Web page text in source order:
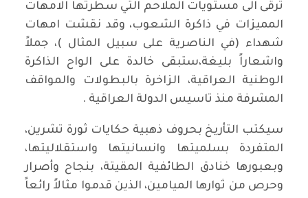
ترقى الى مستويات الملاحم التي سطرتها الامهات
المميزات في ذاكرة الشعوب، وقد نقشت امهات
شهداء (في الناصرية على سبيل المثال )، جملاً
واشعاراً بليغة،ستبقى خالدة على الواح الذاكرة
الوطنية العراقية، الزاخرة بالبطولات والمواقف
المشرفة منذ تاسيس الدولة العراقية .
سيكتب التأريخ بحروف ذهبية حكايات ثورة تشرين،
المتفردة بسلميتها وانسانيتها واستقلاليتها،
وبعبورها خنادق الطائفية المقيتة، بنجاح وأصرار
وحرص من ثوارها الميامين، الذين قدموا مثالاً رائعاً